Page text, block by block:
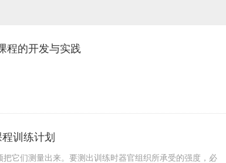
程的开发与实践
训练计划
它们测量出来。要测出训练时器官组织所承受的强度，必